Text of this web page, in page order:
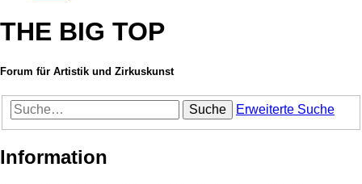
THE BIG TOP
Forum für Artistik und Zirkuskunst
Suche Erweiterte Suche
Information